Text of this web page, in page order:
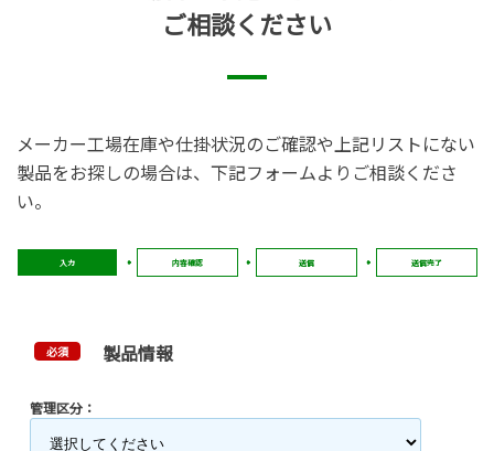
ご相談ください
メーカー工場在庫や仕掛状況のご確認や上記リストにない
製品をお探しの場合は、下記フォームよりご相談くださ
い。
入力 内容確認 送信 送信完了
必須 製品情報
管理区分：